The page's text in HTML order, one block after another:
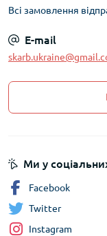
Всі замовлення
E-mail
Ми у
Facebook
Twitter
Instagram